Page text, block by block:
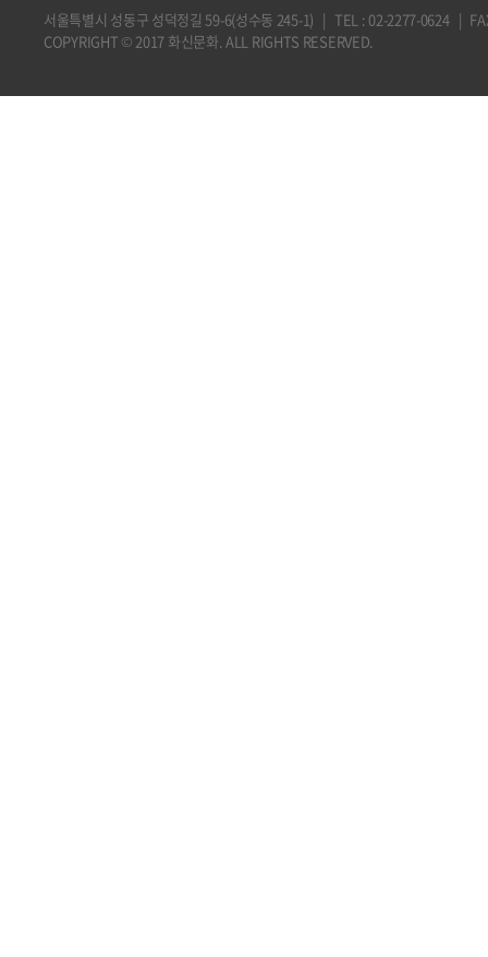
서울특별시 성동구 성덕정길 59-6(성수동 245-1) | TEL : 02-2277-0624
COPYRIGHT © 2017 화신문화. ALL RIGHTS RESERVED.